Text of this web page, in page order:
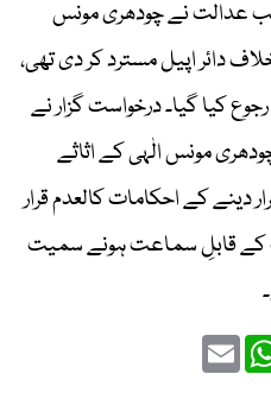
عدالت نے چودھری مونس
دائر اپیل مسترد کر دی تھی،
کیا گیا۔ درخواست گزار نے
مونس الٰہی کے اثاثے
دینے کے احکامات کالعدم قرار
کے قابلِ سماعت ہونے سمیت
Email